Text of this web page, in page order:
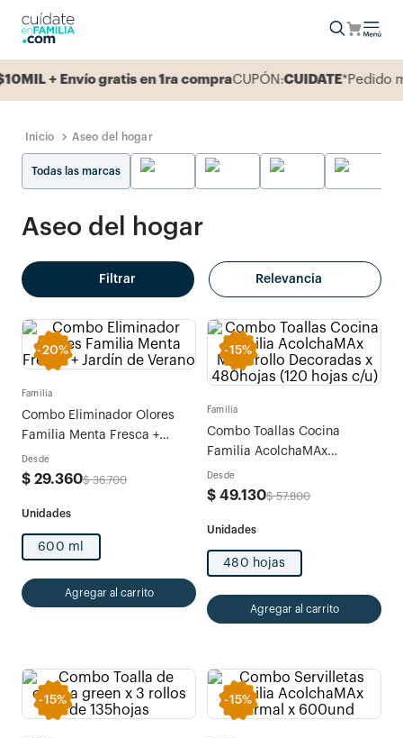
gratis en 1ra compraCUPÓN:CUIDATE*Pedido mínimo
Aseo del hogar
Todas las marcas
Aseo del hogar
Filtrar Relevancia
-20%
Familia
Combo Eliminador Olores
Familia Menta Fresca +
Jardín de Verano
Desde
$ 29.360$ 36.700
600 ml
Agregar al carrito
-15%
Familia
Combo Toallas Cocina
Familia AcolchaMAx
Megarollo Decoradas x
480hojas (120 hojas c/u)
Desde
$ 49.130$ 57.800
480 hojas
Agregar al carrito
-15% -15%